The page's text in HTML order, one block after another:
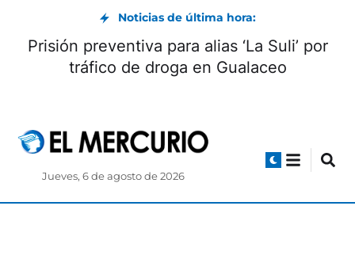
Noticias de última hora:
Prisión preventiva para alias ‘La Suli’ por
tráfico de droga en Gualaceo
Jueves, 6 de agosto de 2026